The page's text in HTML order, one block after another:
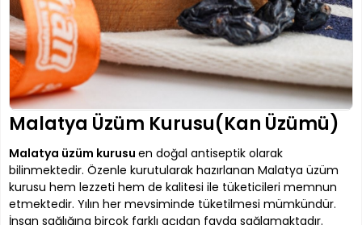
Malatya Üzüm Kurusu(Kan Üzümü)
Malatya üzüm kurusu en doğal antiseptik olarak
bilinmektedir. Özenle kurutularak hazırlanan Malatya üzüm
kurusu hem lezzeti hem de kalitesi ile tüketicileri memnun
etmektedir. Yılın her mevsiminde tüketilmesi mümkündür.
İnsan sağlığına birçok farklı açıdan fayda sağlamaktadır.